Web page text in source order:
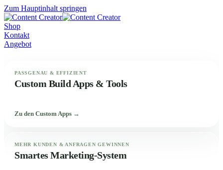
Zum Hauptinhalt springen
Shop
Kontakt
Angebot
PASSGENAU & EFFIZIENT
Custom Build Apps & Tools
Zu den Custom Apps →
MEHR KUNDEN & ANFRAGEN GEWINNEN
Smartes Marketing-System